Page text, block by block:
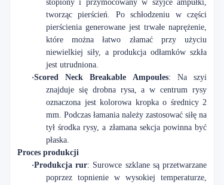
stopiony i przymocowany w szyjce ampułki,
tworząc pierścień. Po schłodzeniu w części
pierścienia generowane jest trwałe naprężenie,
które można łatwo złamać przy użyciu
niewielkiej siły, a produkcja odłamków szkła
jest utrudniona.
·Scored Neck Breakable Ampoules: Na szyi
znajduje się drobna rysa, a w centrum rysy
oznaczona jest kolorowa kropka o średnicy 2
mm. Podczas łamania należy zastosować siłę na
tył środka rysy, a złamana sekcja powinna być
płaska.
Proces produkcji
·Produkcja rur: Surowce szklane są przetwarzane
poprzez topnienie w wysokiej temperaturze,